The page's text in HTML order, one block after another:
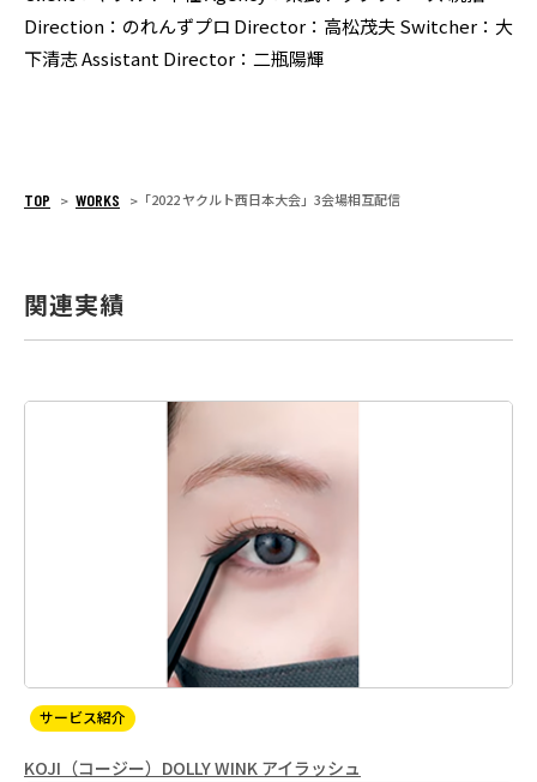
Direction：のれんずプロ Director：高松茂夫 Switcher：大
下清志Assistant Director：二瓶陽輝
TOP > WORKS > 「2022 ヤクルト西日本大会」3会場相互配信
関連実績
サービス紹介
KOJI（コージー）DOLLY WINK アイラッシュ